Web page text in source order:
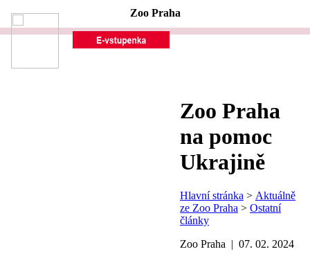
Zoo Praha
Zoo Praha
na pomoc
Ukrajině
Hlavní stránka > Aktuálně
ze Zoo Praha > Ostatní
články
Zoo Praha | 07. 02. 2024